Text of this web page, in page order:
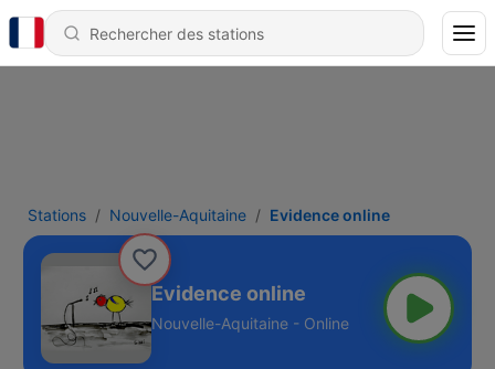
Stations Nouvelle-Aquitaine Evidence online
Evidence online
Nouvelle-Aquitaine - Online